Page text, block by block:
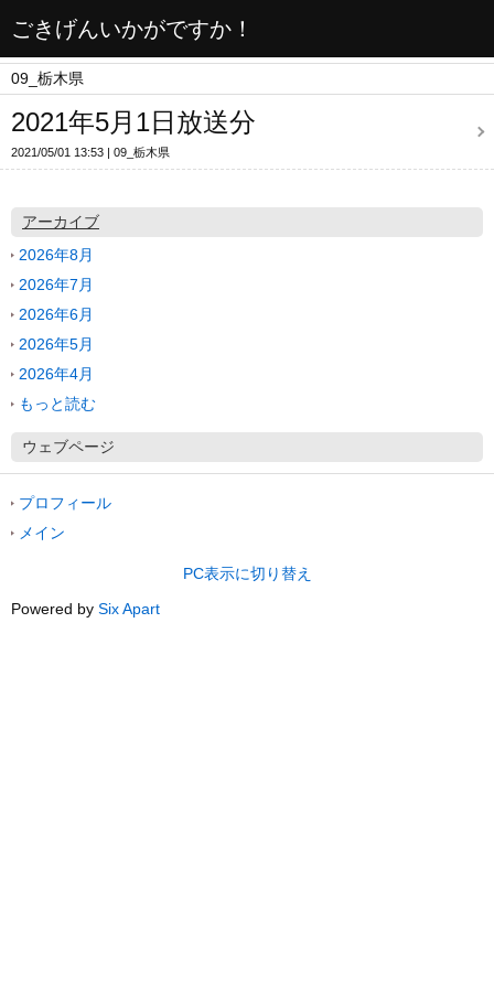
ごきげんいかがですか！
09_栃木県
2021年5月1日放送分
2021/05/01 13:53 09_栃木県
アーカイブ
2026年8月
2026年7月
2026年6月
2026年5月
2026年4月
もっと読む
ウェブページ
プロフィール
メイン
PC表示に切り替え
Powered by Six Apart